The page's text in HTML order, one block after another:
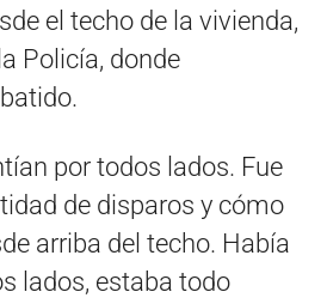
el techo de la vivienda,
Policía, donde
por todos lados. Fue
de disparos y cómo
arriba del techo. Había
lados, estaba todo